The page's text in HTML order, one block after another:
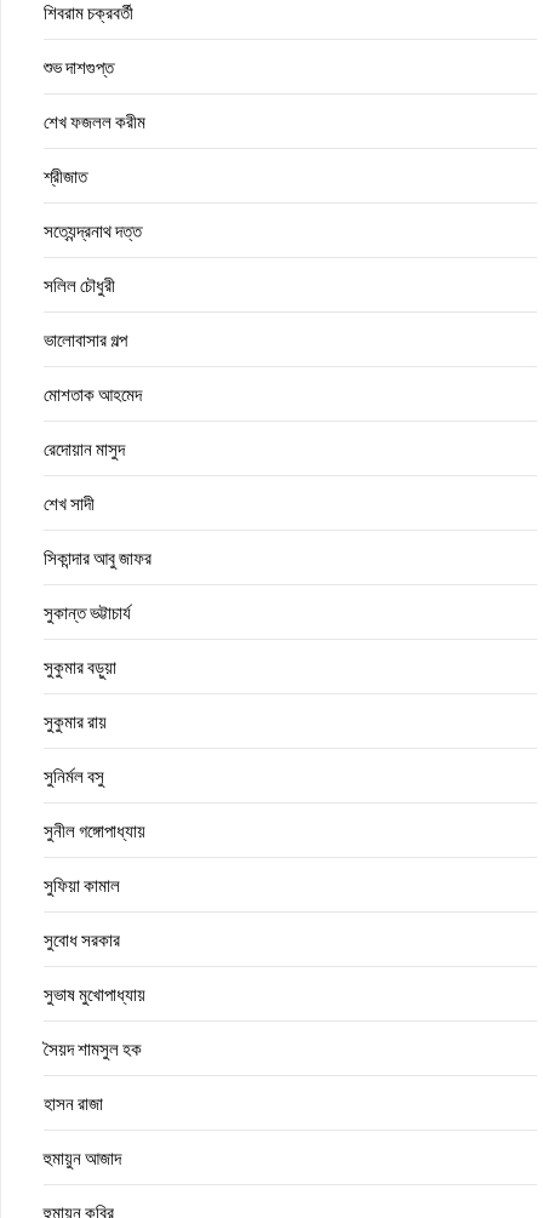
শিবরাম চক্রবর্তী
শুভ দাশগুপ্ত
শেখ ফজলল করীম
শ্রীজাত
সত্যেন্দ্রনাথ দত্ত
সলিল চৌধুরী
ভালোবাসার গল্প
মোশতাক আহমেদ
রেদোয়ান মাসুদ
শেখ সাদী
সিকান্দার আবু জাফর
সুকান্ত ভট্টাচার্য
সুকুমার বড়ুয়া
সুকুমার রায়
সুনির্মল বসু
সুনীল গঙ্গোপাধ্যায়
সুফিয়া কামাল
সুবোধ সরকার
সুভাষ মুখোপাধ্যায়
সৈয়দ শামসুল হক
হাসন রাজা
হুমায়ুন আজাদ
হুমায়ুন কবির